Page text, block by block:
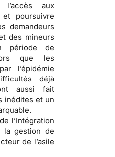
l’accès aux
et poursuivre
demandeurs
des mineurs
période de
que les
l’épidémie
déjà
aussi fait
inédites et un
l’Intégration
la gestion de
de l’asile